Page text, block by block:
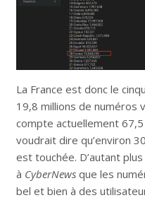
La France est donc le
19,8 millions de numéros
compte actuellement 67,5
voudrait dire qu’environ
est touchée. D’autant
à CyberNewsque les
bel et bien à des